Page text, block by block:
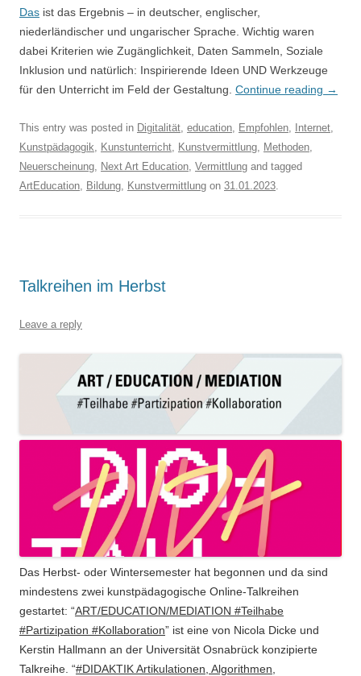
Das ist das Ergebnis – in deutscher, englischer,
niederländischer und ungarischer Sprache. Wichtig waren
dabei Kriterien wie Zugänglichkeit, Daten Sammeln, Soziale
Inklusion und natürlich: Inspirierende Ideen UND Werkzeuge
für den Unterricht im Feld der Gestaltung. Continue reading →
This entry was posted in Digitalität, education, Empfohlen, Internet,
Kunstpädagogik, Kunstunterricht, Kunstvermittlung, Methoden,
Neuerscheinung, Next Art Education, Vermittlung and tagged
ArtEducation, Bildung, Kunstvermittlung on 31.01.2023.
Talkreihen im Herbst
Leave a reply
Das Herbst- oder Wintersemester hat begonnen und da sind
mindestens zwei kunstpädagogische Online-Talkreihen
gestartet: “ART/EDUCATION/MEDIATION #Teilhabe
#Partizipation #Kollaboration” ist eine von Nicola Dicke und
Kerstin Hallmann an der Universität Osnabrück konzipierte
Talkreihe. “#DIDAKTIK Artikulationen, Algorithmen,